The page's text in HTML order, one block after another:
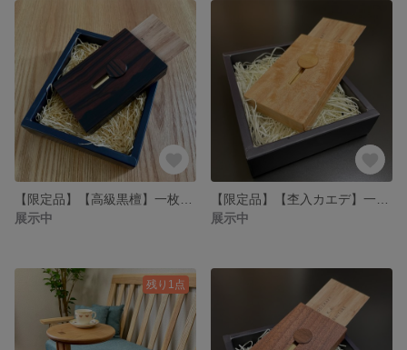
展示中
展示中
残り1点